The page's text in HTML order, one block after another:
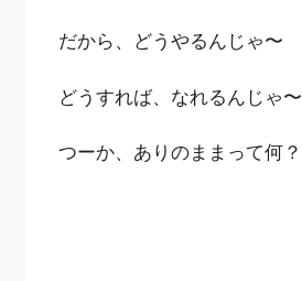
だから、どうやるんじゃ〜
どうすれば、なれるんじゃ〜
つーか、ありのままって何？